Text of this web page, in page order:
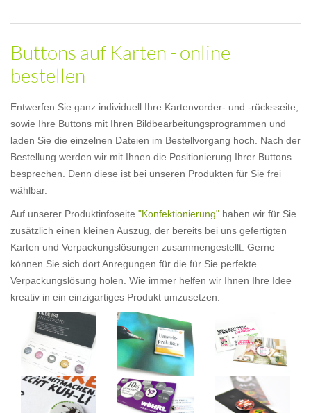
Buttons auf Karten - online
bestellen
Entwerfen Sie ganz individuell Ihre Kartenvorder- und -rücksseite,
sowie Ihre Buttons mit Ihren Bildbearbeitungsprogrammen und
laden Sie die einzelnen Dateien im Bestellvorgang hoch. Nach der
Bestellung werden wir mit Ihnen die Positionierung Ihrer Buttons
besprechen. Denn diese ist bei unseren Produkten für Sie frei
wählbar.
Auf unserer Produktinfoseite "Konfektionierung" haben wir für Sie
zusätzlich einen kleinen Auszug, der bereits bei uns gefertigten
Karten und Verpackungslösungen zusammengestellt. Gerne
können Sie sich dort Anregungen für die für Sie perfekte
Verpackungslösung holen. Wie immer helfen wir Ihnen Ihre Idee
kreativ in ein einzigartiges Produkt umzusetzen.